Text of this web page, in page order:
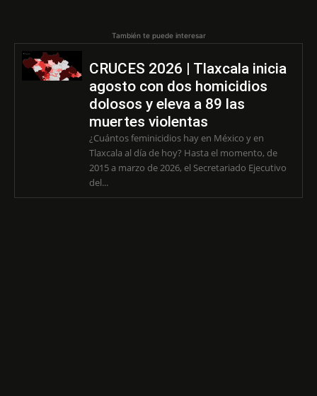
También te puede interesar
CRUCES 2026 | Tlaxcala inicia
agosto con dos homicidios
dolosos y eleva a 89 las
muertes violentas
¿Cuántos feminicidios hay en México y en
Tlaxcala al día de hoy? Hasta el momento, de
2015 a marzo de 2026, el Secretariado Ejecutivo
del...